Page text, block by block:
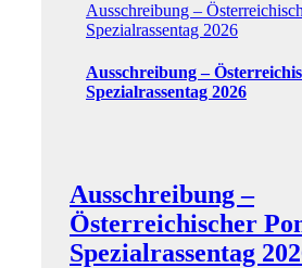
Ausschreibung –
Spezialrassentag 2026
Ausschreibung –
Spezialrassentag 2026
Ausschreibung –
Österreichischer
Spezialrassentag